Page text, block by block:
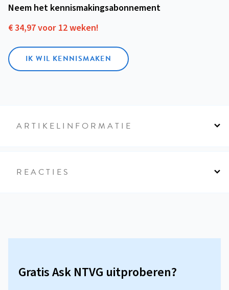
Neem het kennismakings­abonnement
€ 34,97 voor 12 weken!
IK WIL KENNISMAKEN
ARTIKELINFORMATIE
REACTIES
Gratis Ask NTVG uitproberen?